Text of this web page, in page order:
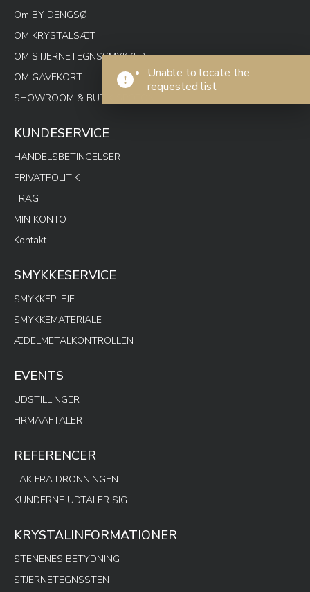
Unable to locate the
requested list
Om BY DENGSØ
OM KRYSTALSÆT
OM STJERNETEGNSSMYKKER
OM GAVEKORT
SHOWROOM & BUTIK SPOTON
KUNDESERVICE
HANDELSBETINGELSER
PRIVATPOLITIK
FRAGT
MIN KONTO
Kontakt
SMYKKESERVICE
SMYKKEPLEJE
SMYKKEMATERIALE
ÆDELMETALKONTROLLEN
EVENTS
UDSTILLINGER
FIRMAAFTALER
REFERENCER
TAK FRA DRONNINGEN
KUNDERNE UDTALER SIG
KRYSTALINFORMATIONER
STENENES BETYDNING
STJERNETEGNSSTEN